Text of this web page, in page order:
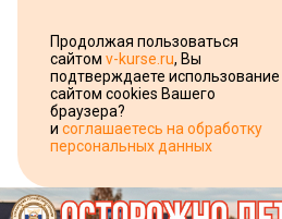
Продолжая пользоваться
сайтом v-kurse.ru, Вы
подтверждаете использование
сайтом cookies Вашего
браузера?
и соглашаетесь на обработку
персональных данных